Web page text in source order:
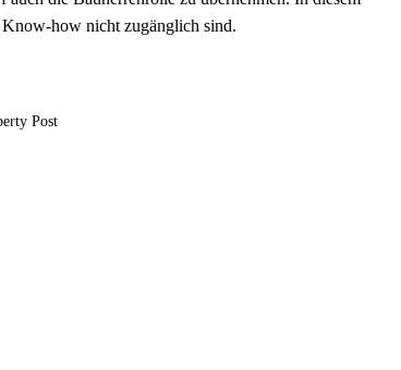
Know-how nicht zugänglich sind.
Post